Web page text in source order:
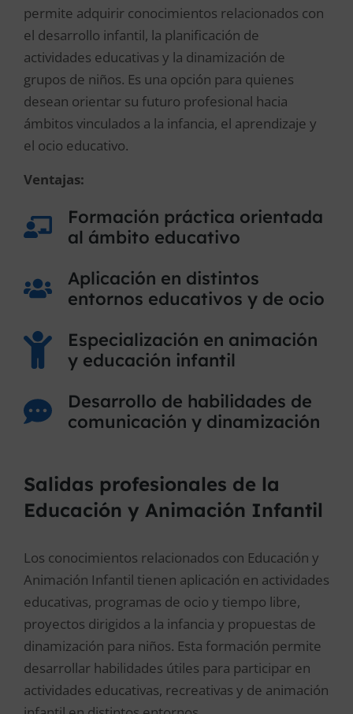
permite adquirir conocimientos relacionados con
el desarrollo infantil, la planificación de
actividades educativas y la dinamización de
grupos de niños. Es una opción para quienes
desean orientar su futuro profesional hacia
ámbitos vinculados a la infancia, el aprendizaje y
el ocio educativo.
Ventajas:
Formación práctica orientada
al ámbito educativo
Aplicación en distintos
entornos educativos y de ocio
Especialización en animación
y educación infantil
Desarrollo de habilidades de
comunicación y dinamización
Salidas profesionales de la
Educación y Animación Infantil
Los conocimientos relacionados con Educación y
Animación Infantil tienen aplicación en actividades
educativas, programas de ocio y tiempo libre,
proyectos dirigidos a la infancia y propuestas de
dinamización para niños. Esta formación permite
desarrollar habilidades útiles para participar en
actividades educativas, recreativas y de animación